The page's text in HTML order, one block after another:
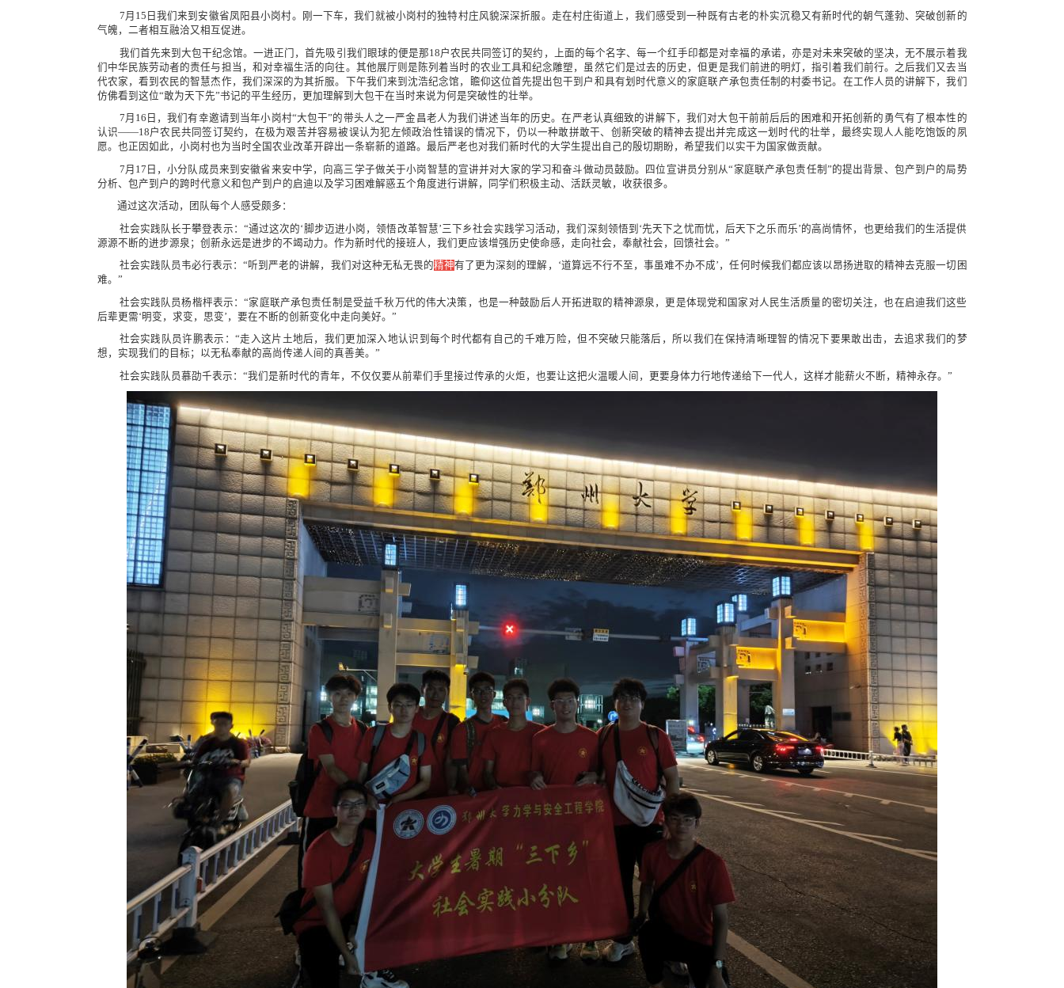
7月 15 日我们来到安徽省凤阳县小岗村。刚一下车，我们就被小岗村的独特村庄风貌深深折服。走在村庄街道上，我们感受到一种既有古老的朴实沉稳又有新时代的朝气蓬勃、突破创新的
气魄，二者相互融洽又相互促进。
我们首先来到大包干纪念馆。一进正门，首先吸引我们眼球的便是那18户农民共同签订的契约，上面的每个名字、每一个红手印都是对幸福的承诺，亦是对未来突破的坚决，无不展示着我
们中华民族劳动者的责任与担当，和对幸福生活的向往。其他展厅则是陈列着当时的农业工具和纪念雕塑，虽然它们是过去的历史，但更是我们前进的明灯，指引着我们前行。之后我们又去当
代农家，看到农民的智慧杰作，我们深深的为其折服。下午我们来到沈浩纪念馆，瞻仰这位首先提出包干到户和具有划时代意义的家庭联产承包责任制的村委书记。在工作人员的讲解下，我们
仿佛看到这位“敢为天下先”书记的平生经历，更加理解到大包干在当时来说为何是突破性的壮举。
7月 16 日，我们有幸邀请到当年小岗村“大包干”的带头人之一严金昌老人为我们讲述当年的历史。在严老认真细致的讲解下，我们对大包干前前后后的困难和开拓创新的勇气有了根本性的
认识——18户农民共同签订契约，在极为艰苦并容易被误认为犯左倾政治性错误的情况下，仍以一种敢拼敢干、创新突破的精神去提出并完成这一划时代的壮举，最终实现人人能吃饱饭的夙
愿。也正因如此，小岗村也为当时全国农业改革开辟出一条崭新的道路。最后严老也对我们新时代的大学生提出自己的殷切期盼，希望我们以实干为国家做贡献。
7 月 17 日，小分队成员来到安徽省来安中学，向高三学子做关于小岗智慧的宣讲并对大家的学习和奋斗做动员鼓励。四位宣讲员分别从“家庭联产承包责任制”的提出背景、包产到户的局势
分析、包产到户的跨时代意义和包产到户的启迪以及学习困难解惑五个角度进行讲解，同学们积极主动、活跃灵敏，收获很多。
通过这次活动，团队每个人感受颇多：
社会实践队长于攀登表示：“通过这次的‘脚步迈进小岗，领悟改革智慧’三下乡社会实践学习活动，我们深刻领悟到‘先天下之忧而忧，后天下之乐而乐’的高尚情怀，也更给我们的生活提供
源源不断的进步源泉；创新永远是进步的不竭动力。作为新时代的接班人，我们更应该增强历史使命感，走向社会，奉献社会，回馈社会。”
社会实践队员韦必行表示：“听到严老的讲解，我们对这种无私无畏的精神有了更为深刻的理解，‘道算远不行不至，事虽难不办不成’，任何时候我们都应该以昂扬进取的精神去克服一切困
难。”
社会实践队员杨楷枰表示：“家庭联产承包责任制是受益千秋万代的伟大决策，也是一种鼓励后人开拓进取的精神源泉，更是体现党和国家对人民生活质量的密切关注，也在启迪我们这些
后辈更需‘明变，求变，思变’，要在不断的创新变化中走向美好。”
社会实践队员许鹏表示：“走入这片土地后，我们更加深入地认识到每个时代都有自己的千难万险，但不突破只能落后，所以我们在保持清晰理智的情况下要果敢出击，去追求我们的梦
想，实现我们的目标；以无私奉献的高尚传递人间的真善美。”
社会实践队员慕劭千表示：“我们是新时代的青年，不仅仅要从前辈们手里接过传承的火炬，也要让这把火温暖人间，更要身体力行地传递给下一代人，这样才能薪火不断，精神永存。”